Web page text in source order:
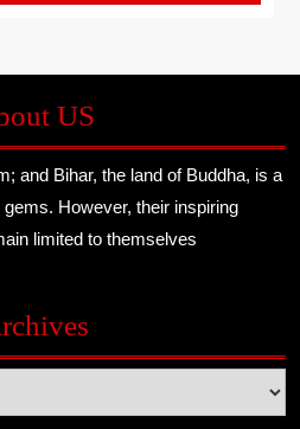
US
and Bihar, the land of Buddha, is a
However, their inspiring
limited to themselves